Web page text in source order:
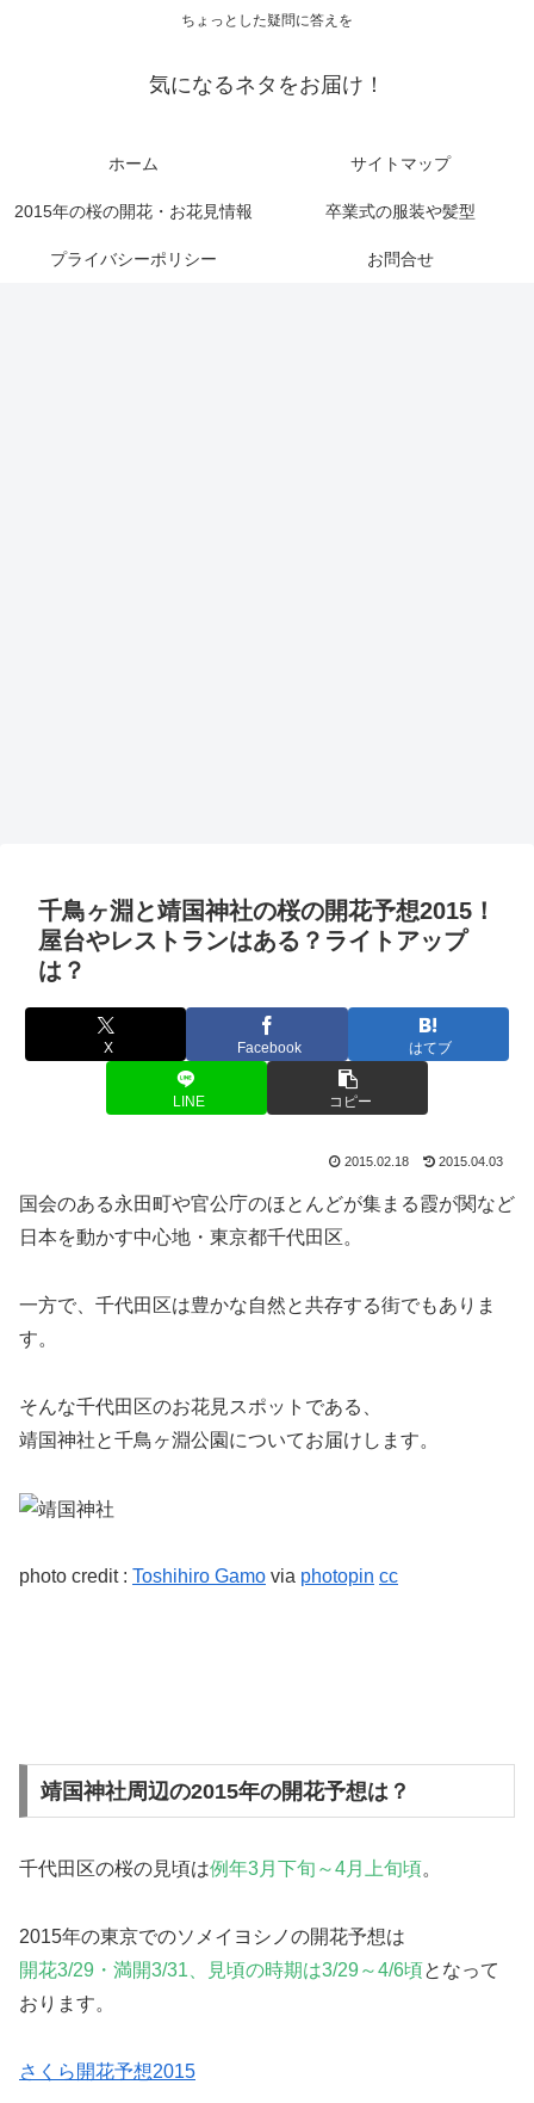
ちょっとした疑問に答えを
気になるネタをお届け！
ホーム サイトマップ
2015年の桜の開花・お花見情報 卒業式の服装や髪型
プライバシーポリシー お問合せ
千鳥ヶ淵と靖国神社の桜の開花予想2015！
屋台やレストランはある？ライトアップ
は？
X Facebook はてブ
LINE コピー
2015.02.18 2015.04.03
国会のある永田町や官公庁のほとんどが集まる霞が関など
日本を動かす中心地・東京都千代田区。
一方で、千代田区は豊かな自然と共存する街でもありま
す。
そんな千代田区のお花見スポットである、
靖国神社と千鳥ヶ淵公園についてお届けします。
photo credit : Toshihiro Gamo via photopin cc
靖国神社周辺の2015年の開花予想は？
千代田区の桜の見頃は例年3月下旬～4月上旬頃。
2015年の東京でのソメイヨシノの開花予想は
開花3/29・満開3/31、見頃の時期は3/29～4/6頃となって
おります。
さくら開花予想2015